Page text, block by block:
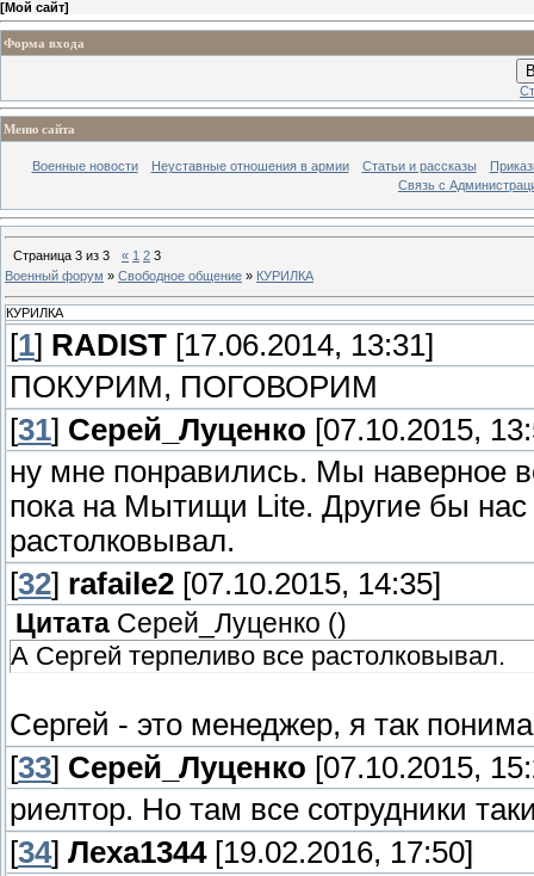
[Мой сайт]
Форма входа
Меню сайта
Военные новости Неуставные отношения в армии Статьи и рассказы
Связь с
Страница 3 из 3 « 1 2 3
Военный форум » Свободное общение » КУРИЛКА
КУРИЛКА
[1] RADIST [17.06.2014, 13:31]
ПОКУРИМ, ПОГОВОРИМ
[31] Серей_Луценко [07.10.2015,
ну мне понравились. Мы наверное
пока на Мытищи Lite. Другие бы нас
растолковывал.
[32] rafaile2 [07.10.2015, 14:35]
Цитата Серей_Луценко ()
А Сергей терпеливо все растолковывал.
Сергей - это менеджер, я так
[33] Серей_Луценко [07.10.2015,
риелтор. Но там все сотрудники
[34] Леха1344[19.02.2016, 17:50]